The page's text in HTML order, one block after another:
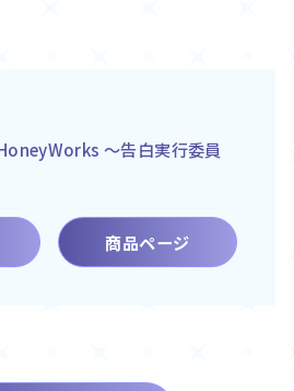
～告白実行委員
商品ページ